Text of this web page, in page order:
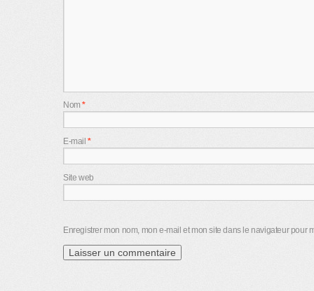
Nom*
E-mail*
Site web
Enregistrer mon nom, mon e-mail et mon site dans le navigateur pour